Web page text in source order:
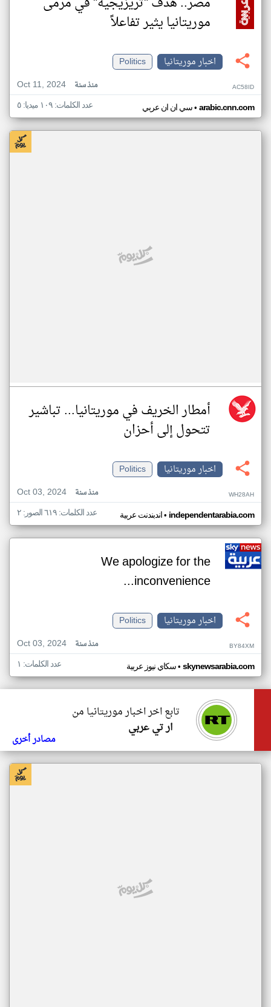
موريتانيا يثير تفاعلاً
اخبار موريتانيا
Politics
Oct 11, 2024
منذ سنة AC58ID
سي ان ان عربي• arabic.cnn.com عدد الكلمات: ١٠٩ ميديا: ٥
أمطار الخريف في موريتانيا... تباشير
تتحول إلى أحزان
اخبار موريتانيا
Politics
Oct 03, 2024
منذ سنة WH28AH
اندبندنت عربية• independentarabia.com عدد الكلمات: ٦١٩ الصور: ٢
We apologize for the
inconvenience...
اخبار موريتانيا
Politics
Oct 03, 2024
منذ سنة BY84XM
سكاي نيوز عربية• skynewsarabia.com عدد الكلمات: ١
تابع اخر اخبار موريتانيا من
ار تي عربي
مصادر أخرى